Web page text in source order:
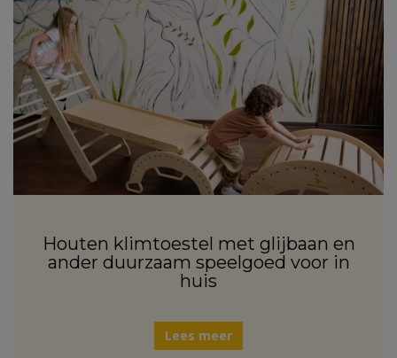
Houten klimtoestel met glijbaan en
ander duurzaam speelgoed voor in
huis
Lees meer